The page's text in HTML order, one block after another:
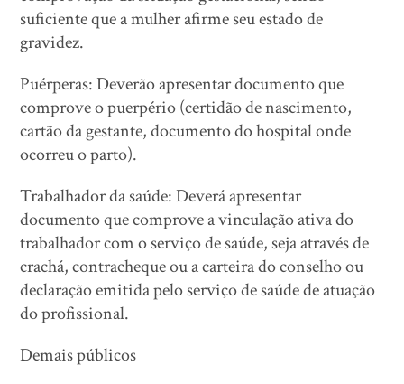
suficiente que a mulher afirme seu estado de
gravidez.
Puérperas: Deverão apresentar documento que
comprove o puerpério (certidão de nascimento,
cartão da gestante, documento do hospital onde
ocorreu o parto).
Trabalhador da saúde: Deverá apresentar
documento que comprove a vinculação ativa do
trabalhador com o serviço de saúde, seja através de
crachá, contracheque ou a carteira do conselho ou
declaração emitida pelo serviço de saúde de atuação
do profissional.
Demais públicos